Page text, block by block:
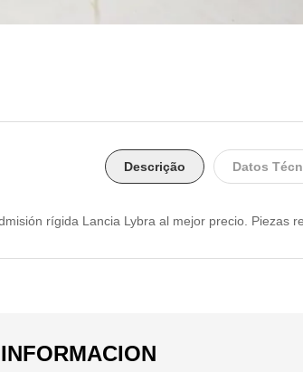
Descrição Datos
rígida Lancia Lybra al mejor precio. Piezas
INFORMACION